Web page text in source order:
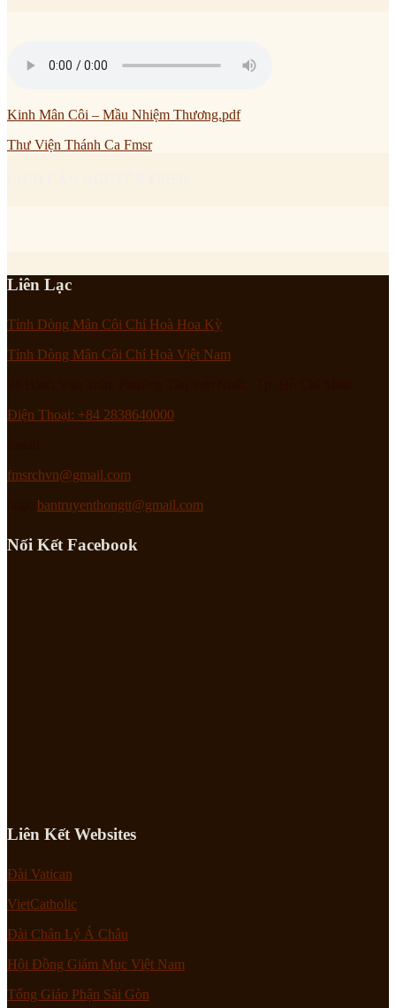
Kinh Mân Côi – Mầu Nhiệm Thương.pdf
Thư Viện Thánh Ca Fmsr
Liên Lạc
Tỉnh Dòng Mân Côi Chí Hoà Hoa Kỳ
Tỉnh Dòng Mân Côi Chí Hoà Việt Nam
Điện Thoại: +84 2838640000
fmsrchvn@gmail.com
bantruyenthongtt@gmail.com
Nối Kết Facebook
Liên Kết Websites
Đài Vatican
VietCatholic
Đài Chân Lý Á Châu
Hội Đồng Giám Mục Việt Nam
Tổng Giáo Phận Sài Gòn